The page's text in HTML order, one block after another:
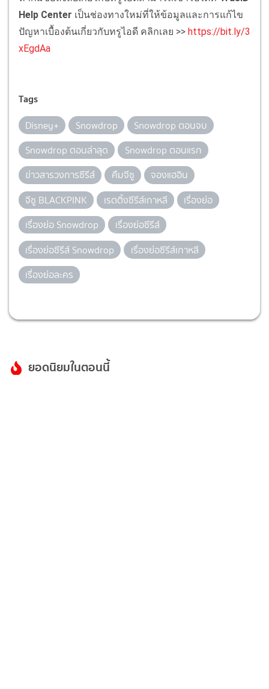
Help Center เป็นช่องทางใหม่ที่ให้ข้อมูลและการแก้ไข
ปัญหาเบื้องต้นเกี่ยวกับทรูไอดี คลิกเลย >> https://bit.ly/3
xEgdAa
Tags
Disney+ Snowdrop
Snowdrop ตอนจบ
Snowdrop ตอนล่าสุด
Snowdrop ตอนแรก
ข่าวสารวงการซีรีส์
คืมจีซู
จองแฮอิน
จีซู BLACKPINK
เรตติ้งซีรีส์เกาหลี
เรื่องย่อ
เรื่องย่อ Snowdrop
เรื่องย่อซีรีส์
เรื่องย่อซีรีส์ Snowdrop
เรื่องย่อซีรีส์เกาหลี
เรื่องย่อละคร
ยอดนิยมในตอนนี้
1